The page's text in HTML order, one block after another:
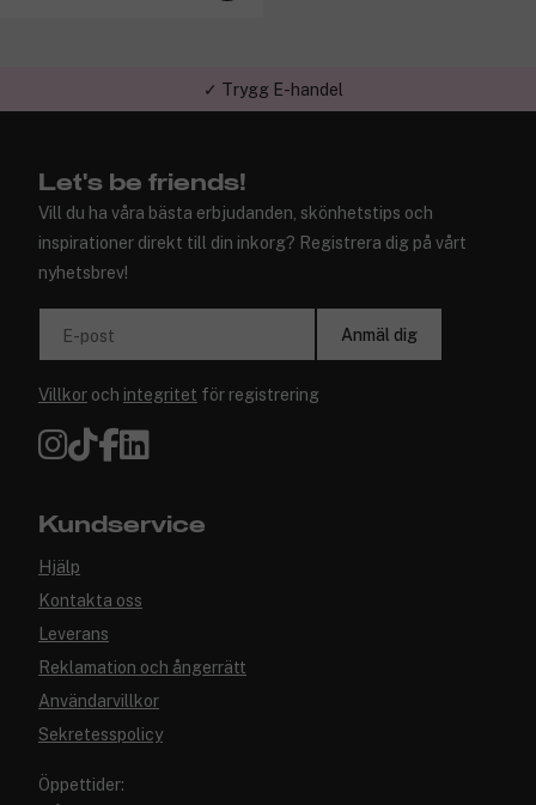
✓ Trygg E-handel
Let's be friends!
Vill du ha våra bästa erbjudanden, skönhetstips och
inspirationer direkt till din inkorg? Registrera dig på vårt
nyhetsbrev!
E-post Anmäl dig
Villkor och integritet för registrering
Kundservice
Hjälp
Kontakta oss
Leverans
Reklamation och ångerrätt
Användarvillkor
Sekretesspolicy
Öppettider: